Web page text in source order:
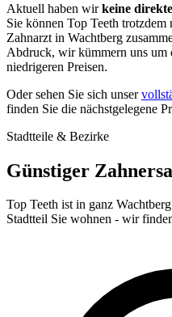
Aktuell haben wirkeine
Sie können Top Teeth
Zahnarzt in Wachtberg
Abdruck, wir kümmern uns um
niedrigeren Preisen.
Oder sehen Sie sich unser
finden Sie die nächstgelegene
Stadtteile & Bezirke
Günstiger
Top Teeth ist in ganz Wachtberg
Stadtteil Sie wohnen - wir